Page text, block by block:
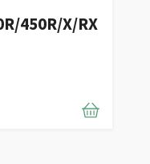
450R/X/RX